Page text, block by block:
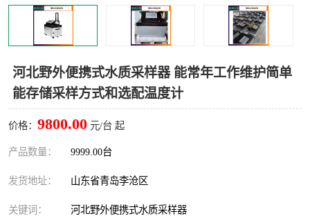
河北野外便携式水质采样器 能常年工作维护简单
能存储采样方式和选配温度计
价格： 9800.00 元/台 起
产品数量： 9999.00台
发货地址： 山东省青岛李沧区
关键词： 河北野外便携式水质采样器
粉尘设备
新宇宙仪器 凯恩仪器
烟尘净化器